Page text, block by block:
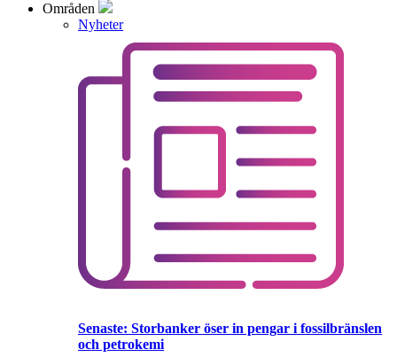
Områden
Nyheter
Senaste: Storbanker öser in pengar i fossilbränslen
och petrokemi